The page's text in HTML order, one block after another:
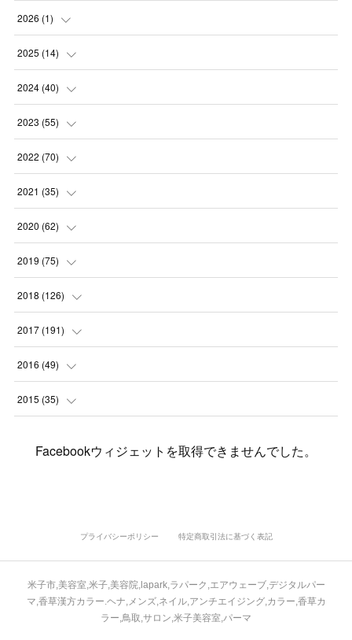
2026 (1)
(1
2025 (14)
(10 )
(1
(1
(2
2024 (40)
(1
(1
(3
(2
(1)
(5)
(8)
2023 (55)
(2
(4
(3
(3
(8)
(6)
2022 (70)
(7
(11 )
(8
(1)
(3)
2021 (35)
(5
(7
(5)
(3)
(3)
2020 (62)
(6
(9)
(7)
(4
(6)
(1)
2019 (75)
(1)
(2)
(6
(7
(15)
(10)
(13)
2018 (126)
(6)
(12 )
(7
(8)
( 4)
2017 (191)
(12 )
(11 )
(23)
(20)
2016 (49)
(2
(3)
(3)
2015 (35)
(3)
(2)
Facebookウィジェットを取得できませんでした。
プライバシーポリシー 特定商取引法に基づく表記
米子市,美容室,米子,美容院,lapark,ラパーク,エアウェーブ,デジタルパー
マ,香草漢方カラー.ヘナ,メンズ,ネイル,アンチエイジング,カラー,香草カ
ラー,鳥取,サロン,米子美容室,パーマ